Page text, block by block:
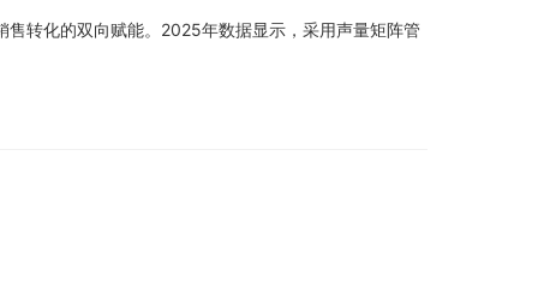
转化的双向赋能。2025年数据显示，采用声量矩阵管